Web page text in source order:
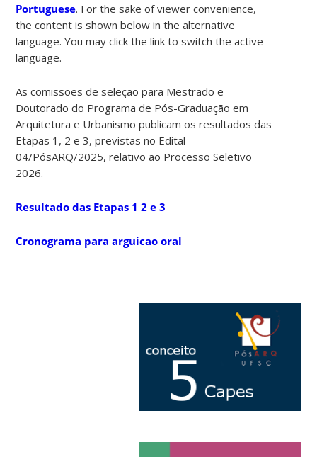
Portuguese. For the sake of viewer convenience,
the content is shown below in the alternative
language. You may click the link to switch the active
language.
As comissões de seleção para Mestrado e
Doutorado do Programa de Pós-Graduação em
Arquitetura e Urbanismo publicam os resultados das
Etapas 1, 2 e 3, previstas no Edital
04/PósARQ/2025, relativo ao Processo Seletivo
2026.
Resultado das Etapas 1 2 e 3
Cronograma para arguicao oral